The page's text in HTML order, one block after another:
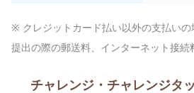
※ クレジットカード払い以外の支払いの
提出の際の郵送料、インターネット接続
チャレンジ・チャレンジタ